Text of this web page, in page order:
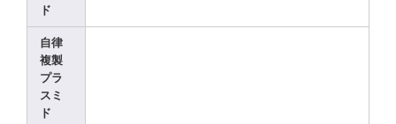
ド
自律
複製
プラ
スミ
ド